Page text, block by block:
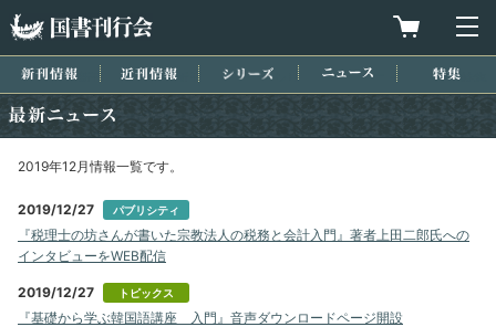
買物カゴを
新刊情報 近刊情報 シリーズ ニュース
2019年12月情報一覧です。
2019/12/27 パブリシティ
『税理士の坊さんが書いた宗教法人の税務と会計入門』著者上田二郎氏への
インタビューをWEB配信
2019/12/27 トピックス
『基礎から学ぶ韓国語講座 入門』音声ダウンロードページ開設